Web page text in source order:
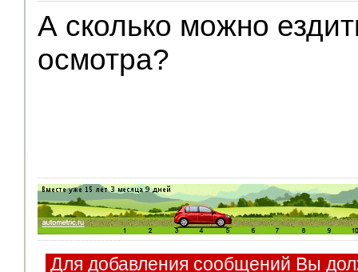
А сколько можно
осмотра?
Для добавления сообщений Вы